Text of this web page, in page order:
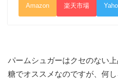
Amazon 楽天市場
パームシュガーはクセのない
糖でオススメなのですが、何